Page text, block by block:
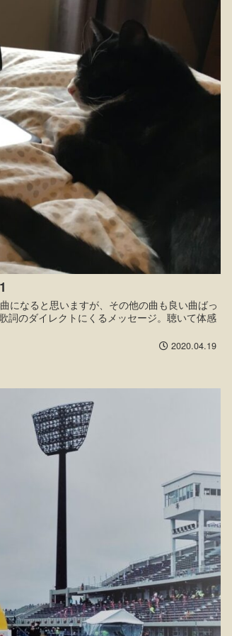
になると思いますが、その他の曲も良い曲ばっ
詞のダイレクトにくるメッセージ。聴いて体感
2020.04.19